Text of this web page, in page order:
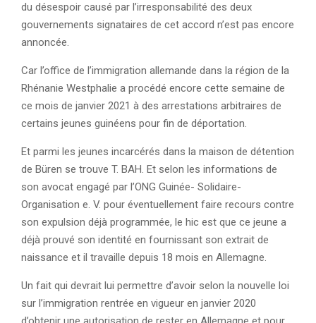
du désespoir causé par l’irresponsabilité des deux
gouvernements signataires de cet accord n’est pas encore
annoncée.
Car l’office de l’immigration allemande dans la région de la
Rhénanie Westphalie a procédé encore cette semaine de
ce mois de janvier 2021 à des arrestations arbitraires de
certains jeunes guinéens pour fin de déportation.
Et parmi les jeunes incarcérés dans la maison de détention
de Büren se trouve T. BAH. Et selon les informations de
son avocat engagé par l’ONG Guinée- Solidaire-
Organisation e. V. pour éventuellement faire recours contre
son expulsion déjà programmée, le hic est que ce jeune a
déjà prouvé son identité en fournissant son extrait de
naissance et il travaille depuis 18 mois en Allemagne.
Un fait qui devrait lui permettre d’avoir selon la nouvelle loi
sur l’immigration rentrée en vigueur en janvier 2020